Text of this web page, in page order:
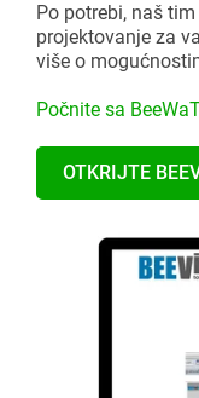
Po potrebi, naš
projektovanje za
više o
Počnite sa
OTKRIJTE